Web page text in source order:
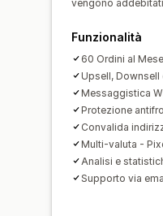
vengono
Funzionalità
60 Ordini al Mese
Upsell, Downsell
Messaggistica
Protezione
Convalida
Multi-valuta -
Analisi e
Supporto via